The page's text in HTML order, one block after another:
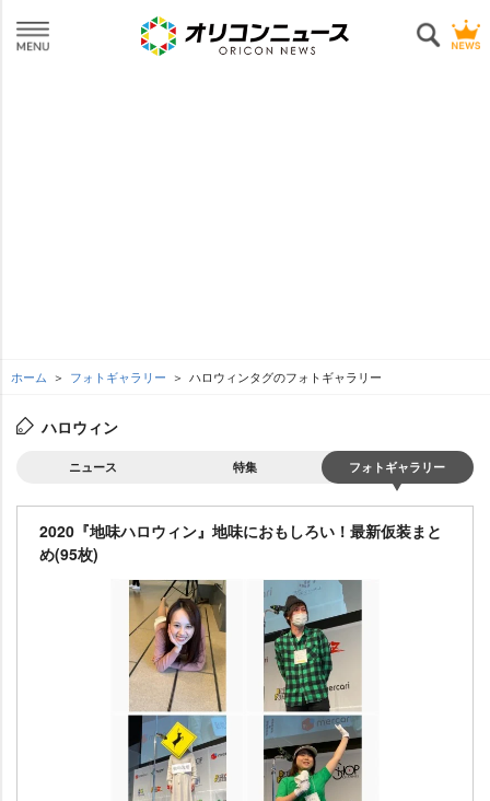
ホーム フォトギャラリー ハロウィンタグのフォトギャラリー
ハロウィン
ニュース 特集 フォトギャラリー
2020『地味ハロウィン』地味におもしろい！最新仮装まと
め(95枚)